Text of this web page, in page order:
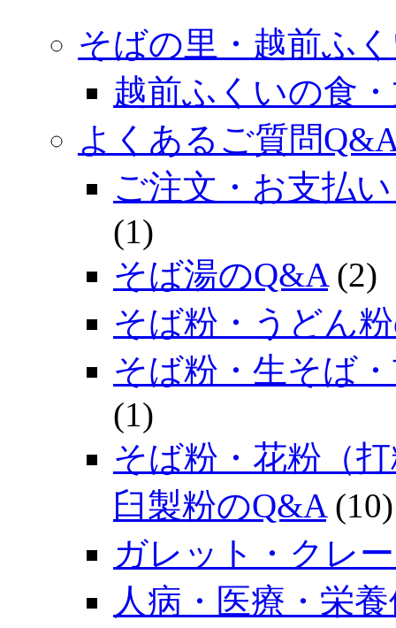
そばの里・越前ふ
越前ふくいの食
よくあるご質問
ご注文・お支払
(1)
そば湯のQ&A (2)
そば粉・うどん
そば粉・生そば
(1)
そば粉・花粉（
臼製粉のQ&A (10)
ガレット・クレ
人病・医療・栄